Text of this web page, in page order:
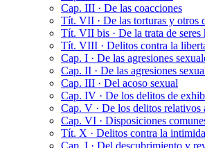
Cap. III · De las coacciones
Tít. VII · De las torturas y otros
Tít. VII bis · De la trata de seres
Tít. VIII · Delitos contra la
Cap. I · De las agresiones
Cap. II · De las agresiones
Cap. III · Del acoso sexual
Cap. IV · De los delitos de
Cap. V · De los delitos
Cap. VI · Disposiciones
Tít. X · Delitos contra la
Cap. I · Del descubrimiento y